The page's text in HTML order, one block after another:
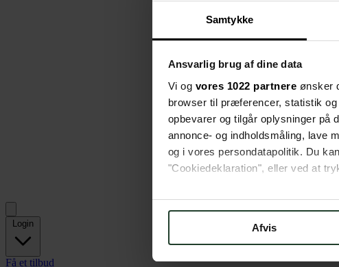
Samtykke
Ansvarlig brug af dine data
Vi og vores 1022 partnere ønsker
browser til præferencer, statistik
opbevarer og tilgår oplysninger på
annonce- og indholdsmåling, lave
og i vores persondatapolitik. Du
"Cookiedeklaration", eller ved at
Hvis du tillader det, vil vi også
Identificere din enhed
Afvis
Login
Få et tilbud